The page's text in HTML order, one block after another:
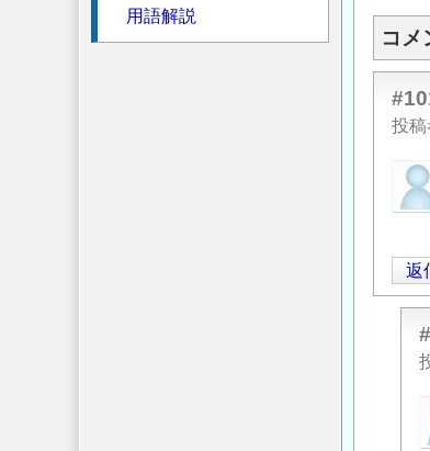
コメ
投稿
返
用語解説